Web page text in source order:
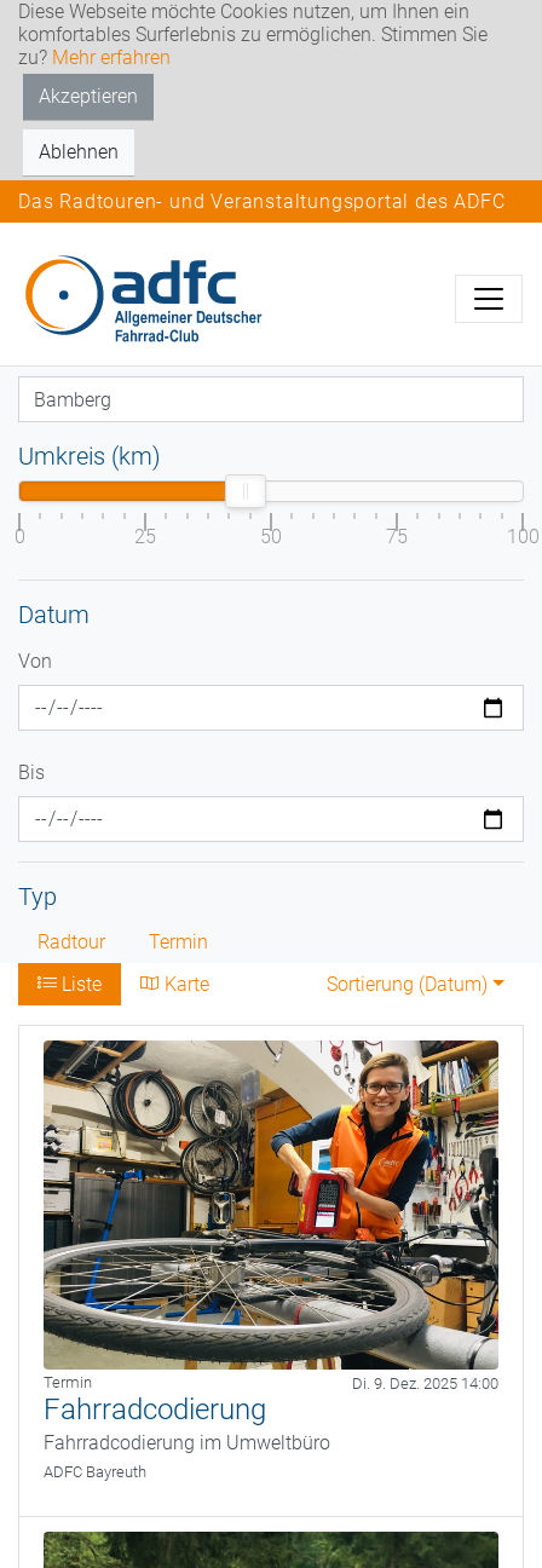
Diese Webseite möchte Cookies nutzen, um Ihnen ein
komfortables Surferlebnis zu ermöglichen. Stimmen Sie
zu? Mehr erfahren
Akzeptieren
Ablehnen
Das Radtouren- und Veranstaltungsportal des ADFC
Umkreis (km)
0 25 50 75 100
Datum
Von
Bis
Typ
Radtour
Termin
Liste
Karte Sortierung (Datum)
Termin Di. 9. Dez. 2025 14:00
Fahrradcodierung
Fahrradcodierung im Umweltbüro
ADFC Bayreuth